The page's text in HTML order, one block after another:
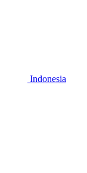
Indonesia